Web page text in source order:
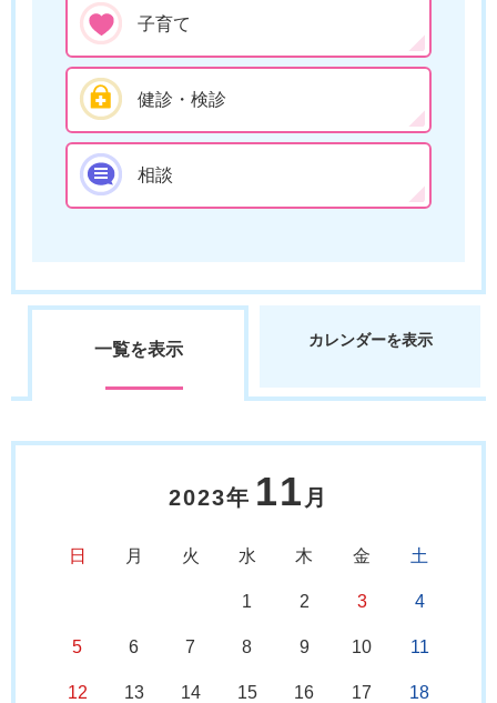
子育て
健診・検診
相談
一覧を表示 カレンダーを表示
2023年 11 月
日 月 火 水 木 金 土
1 2 3 4
5 6 7 8 9 10 11
12 13 14 15 16 17 18